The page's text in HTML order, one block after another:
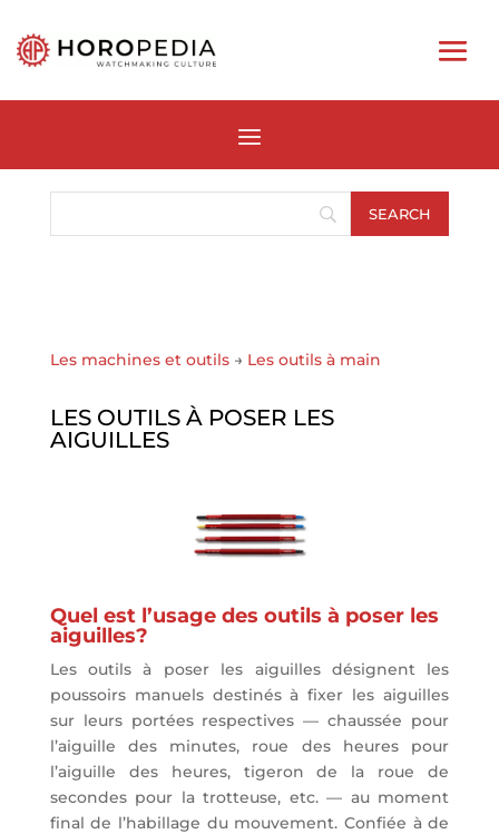
Les machines et outils → Les outils à main
LES OUTILS À POSER LES
AIGUILLES
Quel est l’usage des outils à poser les
aiguilles?
Les outils à poser les aiguilles désignent les
poussoirs manuels destinés à fixer les aiguilles
sur leurs portées respectives — chaussée pour
l’aiguille des minutes, roue des heures pour
l’aiguille des heures, tigeron de la roue de
secondes pour la trotteuse, etc. — au moment
final de l’habillage du mouvement. Confiée à de